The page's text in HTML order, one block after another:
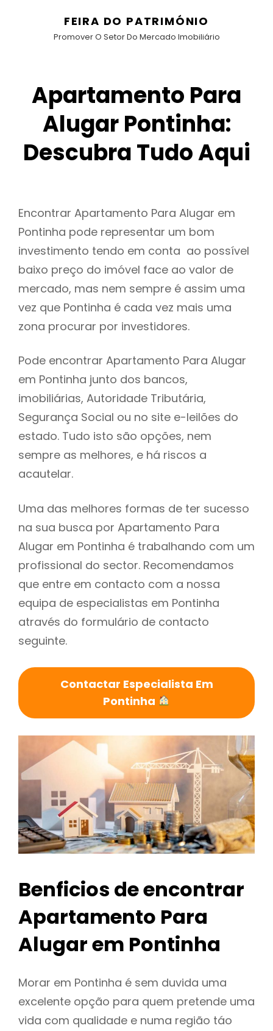
FEIRA DO PATRIMÓNIO
Promover O Setor Do Mercado Imobiliário
Apartamento Para
Alugar Pontinha:
Descubra Tudo Aqui
Encontrar Apartamento Para Alugar em
Pontinha pode representar um bom
investimento tendo em conta ao possível
baixo preço do imóvel face ao valor de
mercado, mas nem sempre é assim uma
vez que Pontinha é cada vez mais uma
zona procurar por investidores.
Pode encontrar Apartamento Para Alugar
em Pontinha junto dos bancos,
imobiliárias, Autoridade Tributária,
Segurança Social ou no site e-leilões do
estado. Tudo isto são opções, nem
sempre as melhores, e há riscos a
acautelar.
Uma das melhores formas de ter sucesso
na sua busca por Apartamento Para
Alugar em Pontinha é trabalhando com um
profissional do sector. Recomendamos
que entre em contacto com a nossa
equipa de especialistas em Pontinha
através do formulário de contacto
seguinte.
Contactar Especialista Em
Pontinha
Benficios de encontrar
Apartamento Para
Alugar em Pontinha
Morar em Pontinha é sem duvida uma
excelente opção para quem pretende uma
vida com qualidade e numa região táo